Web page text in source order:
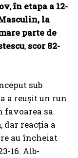
în etapa a 12-
la
parte de
, scor 82-
sub
a reușit un run
favoarea sa.
dar reacția a
au încheiat
16. Alb-